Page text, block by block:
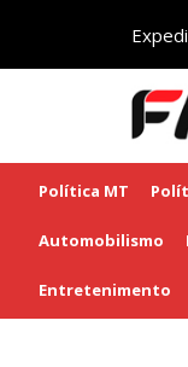
Política MT
Automobilismo
Entretenimento